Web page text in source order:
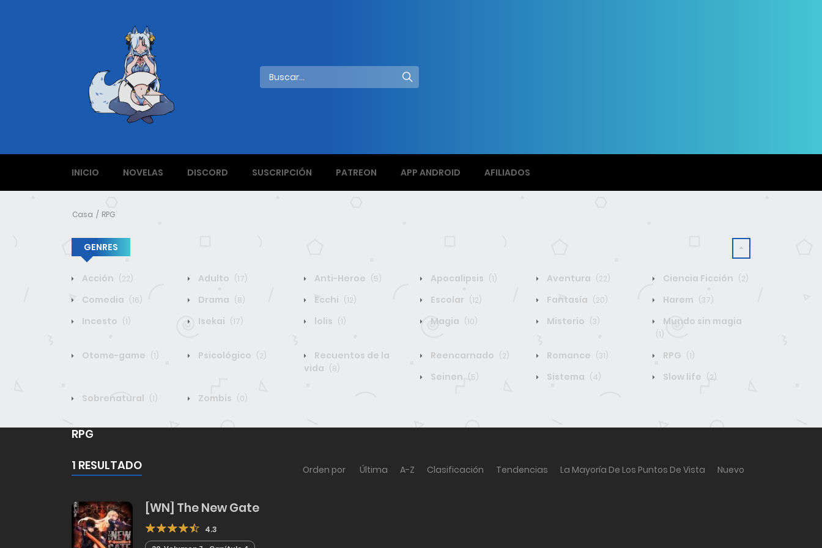
INICIO NOVELAS DISCORD SUSCRIPCIÓN PATREON APP ANDROID AFILIADOS
Casa RPG
GENRES
Acción (22) Adulto (17) Anti-Heroe (5) Apocalipsis (1) Aventura (22) Ciencia Ficción (2)
Comedia (16) Drama (8) Ecchi (12) Escolar (12) Fantasía (20) Harem (37)
Incesto (1) Isekai (17) lolis (1) Magia (10) Misterio (3) Mundo sin magia
(1)
Otome-game (1) Psicológico (2)
Recuentos de la
vida (8)
Reencarnado (2) Romance (31) RPG (1)
Seinen (5) Sistema (4) Slow life (2)
Sobrenatural (1) Zombis (0)
RPG
1 RESULTADO Orden por Última A-Z Clasificación Tendencias La Mayoría De Los Puntos De Vista Nuevo
[WN] The New Gate
4.3